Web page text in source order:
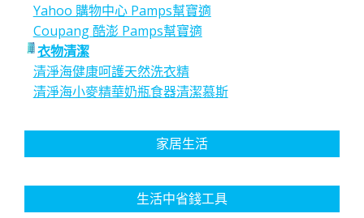
Yahoo 購物中心 Pamps幫寶適
Coupang 酷澎 Pamps幫寶適
衣物清潔
清淨海健康呵護天然洗衣精
清淨海小麥精華奶瓶食器清潔慕斯
家居生活
生活中省錢工具